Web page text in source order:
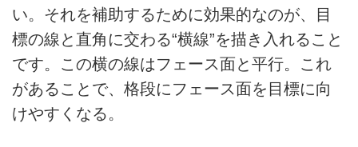
い。それを補助するために効果的なのが、目
標の線と直角に交わる“横線”を描き入れること
です。この横の線はフェース面と平行。これ
があることで、格段にフェース面を目標に向
けやすくなる。